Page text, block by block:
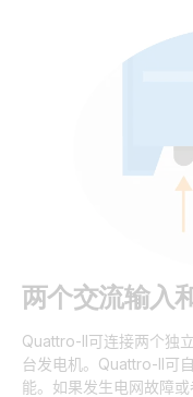
两个交流输入
Quattro-II可连接两个独
台发电机。 Quattro-II可
能。如果发生电网故障或